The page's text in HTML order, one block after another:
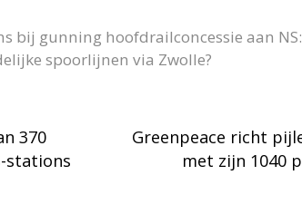
bij gunning hoofdrailconcessie aan
spoorlijnen via Zwolle?
370
stations
Greenpeace richt
met zijn 1040